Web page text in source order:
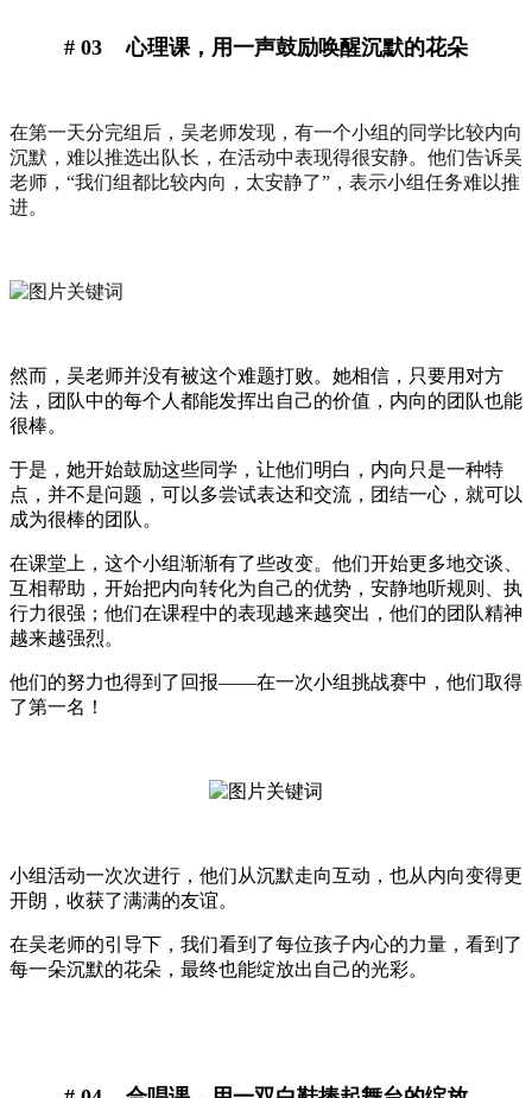
# 03 心理课，用一声鼓励唤醒沉默的花朵
在第一天分完组后，吴老师发现，有一个小组的同学比较内向
沉默，难以推选出队长，在活动中表现得很安静。他们告诉吴
老师，“我们组都比较内向，太安静了”，表示小组任务难以推
进。
然而，吴老师并没有被这个难题打败。她相信，只要用对方
法，团队中的每个人都能发挥出自己的价值，内向的团队也能
很棒。
于是，她开始鼓励这些同学，让他们明白，内向只是一种特
点，并不是问题，可以多尝试表达和交流，团结一心，就可以
成为很棒的团队。
在课堂上，这个小组渐渐有了些改变。他们开始更多地交谈、
互相帮助，开始把内向转化为自己的优势，安静地听规则、执
行力很强；他们在课程中的表现越来越突出，他们的团队精神
越来越强烈。
他们的努力也得到了回报——在一次小组挑战赛中，他们取得
了第一名！
小组活动一次次进行，他们从沉默走向互动，也从内向变得更
开朗，收获了满满的友谊。
在吴老师的引导下，我们看到了每位孩子内心的力量，看到了
每一朵沉默的花朵，最终也能绽放出自己的光彩。